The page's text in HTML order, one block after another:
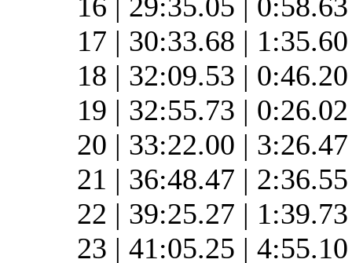
17 | 30:33.68 |
18 | 32:09.53 |
19 | 32:55.73 |
20 | 33:22.00 |
21 | 36:48.47 |
22 | 39:25.27 |
23 | 41:05.25 |